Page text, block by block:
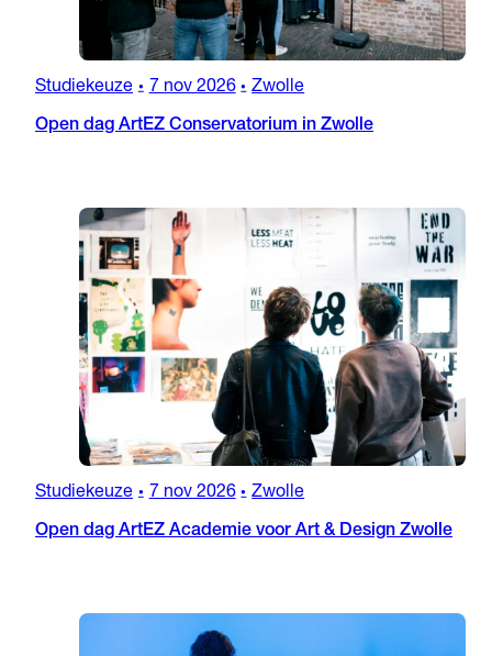
Studiekeuze • 7 nov 2026 • Zwolle
Open dag ArtEZ Conservatorium in Zwolle
Studiekeuze • 7 nov 2026 • Zwolle
Open dag ArtEZ Academie voor Art & Design Zwolle